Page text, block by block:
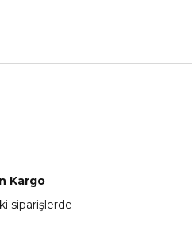
eksik bilgiler bulunuyor.
bulunuyor.
Kargo
siparişlerde